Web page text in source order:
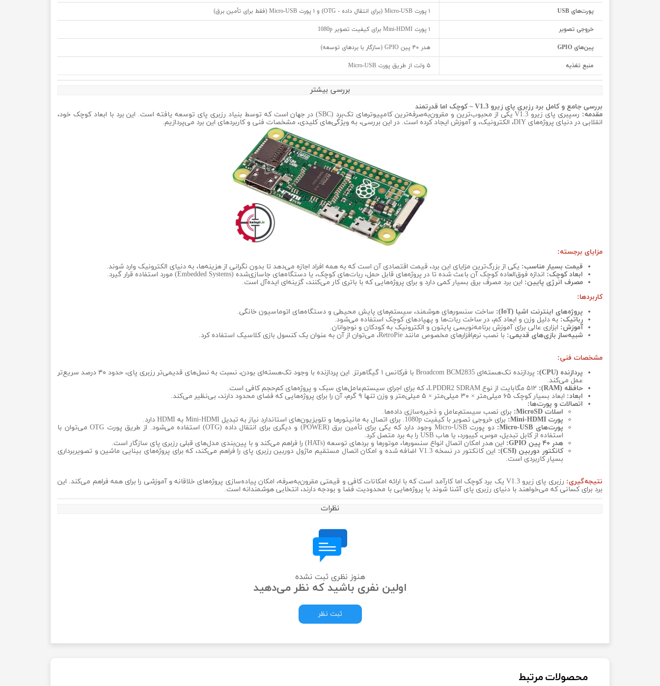
پورت‌های USB ۱ پورت Micro-USB (برای انتقال داده - OTG) و ۱ پورت Micro-USB (فقط برای تأمین برق)
خروجی تصویر ۱ پورت Mini-HDMI برای کیفیت تصویر 1080p
پین‌های GPIO هدر ۴۰ پین GPIO (سازگار با بردهای توسعه)
منبع تغذیه ۵ ولت از طریق پورت Micro-USB
بررسی بیشتر
بررسی جامع و کامل برد رزبری پای زیرو V1.3 – کوچک اما قدرتمند
مقدمه:
رسپبری پای زیرو V1.3 یکی از محبوب‌ترین و مقرون‌به‌صرفه‌ترین کامپیوترهای تک‌برد (SBC) در جهان است که توسط بنیاد رزبری پای توسعه یافته است. این برد با ابعاد کوچک خود،
انقلابی در دنیای پروژه‌های DIY، الکترونیک، و آموزش ایجاد کرده است. در این بررسی، به ویژگی‌های کلیدی، مشخصات فنی و کاربردهای این برد می‌پردازیم.
مزایای برجسته:
قیمت بسیار مناسب: یکی از بزرگ‌ترین مزایای این برد، قیمت اقتصادی آن است که به همه افراد اجازه می‌دهد تا بدون نگرانی از هزینه‌ها، به دنیای الکترونیک وارد شوند.
ابعاد کوچک: اندازه فوق‌العاده کوچک آن باعث شده تا در پروژه‌های قابل حمل، ربات‌های کوچک، یا دستگاه‌های جاسازی‌شده (Embedded Systems) مورد استفاده قرار گیرد.
مصرف انرژی پایین: این برد مصرف برق بسیار کمی دارد و برای پروژه‌هایی که با باتری کار می‌کنند، گزینه‌ای ایده‌آل است.
کاربردها:
پروژه‌های اینترنت اشیا (IoT):
ساخت سنسورهای هوشمند، سیستم‌های پایش محیطی و دستگاه‌های اتوماسیون خانگی.
رباتیک: به دلیل وزن و ابعاد کم، در ساخت ربات‌ها و پهپادهای کوچک استفاده می‌شود.
آموزش: ابزاری عالی برای آموزش برنامه‌نویسی پایتون و الکترونیک به کودکان و نوجوانان.
شبیه‌ساز بازی‌های قدیمی: با نصب نرم‌افزارهای مخصوص مانند RetroPie، می‌توان از آن به عنوان یک کنسول بازی کلاسیک استفاده کرد.
مشخصات فنی:
پردازنده (CPU):
پردازنده تک‌هسته‌ای Broadcom BCM2835 با فرکانس ۱ گیگاهرتز. این پردازنده با وجود تک‌هسته‌ای بودن، نسبت به نسل‌های قدیمی‌تر رزبری پای، حدود ۴۰ درصد سریع‌تر
عمل می‌کند.
حافظه (RAM):
ابعاد: ابعاد بسیار کوچک ۶۵ میلی‌متر × ۳۰ میلی‌متر × ۵ میلی‌متر و وزن تنها ۹ گرم، آن را برای پروژه‌هایی که فضای محدود دارند، بی‌نظیر می‌کند.
اتصالات و پورت‌ها:
اسلات MicroSD:
برای نصب سیستم‌عامل و ذخیره‌سازی داده‌ها.
پورت Mini-HDMI:
برای خروجی تصویر با کیفیت 1080p. برای اتصال به مانیتورها و تلویزیون‌های استاندارد نیاز به تبدیل Mini-HDMI به HDMI دارد.
پورت‌های Micro-USB:
دو پورت Micro-USB وجود دارد که یکی برای تأمین برق (POWER) و دیگری برای انتقال داده (OTG) استفاده می‌شود. از طریق پورت OTG می‌توان با
استفاده از کابل تبدیل، موس، کیبورد، یا هاب USB را به برد متصل کرد.
هدر ۴۰ پین GPIO:
این هدر امکان اتصال انواع سنسورها، موتورها و بردهای توسعه (HATs) را فراهم می‌کند و با پین‌بندی مدل‌های قبلی رزبری پای سازگار است.
کانکتور دوربین (CSI):
این کانکتور در نسخه V1.3 اضافه شده و امکان اتصال مستقیم ماژول دوربین رزبری پای را فراهم می‌کند، که برای پروژه‌های بینایی ماشین و تصویربرداری
بسیار کاربردی است.
نتیجه‌گیری:
رزبری پای زیرو V1.3 یک برد کوچک اما کارآمد است که با ارائه امکانات کافی و قیمتی مقرون‌به‌صرفه، امکان پیاده‌سازی پروژه‌های خلاقانه و آموزشی را برای همه فراهم می‌کند. این
برد برای کسانی که می‌خواهند با دنیای رزبری پای آشنا شوند یا پروژه‌هایی با محدودیت فضا و بودجه دارند، انتخابی هوشمندانه است.
نظرات
هنوز نظری ثبت نشده
اولین نفری باشید که نظر می‌دهید
ثبت نظر
محصولات مرتبط